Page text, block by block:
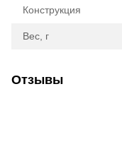
Конструкция
Вес, г
Отзывы